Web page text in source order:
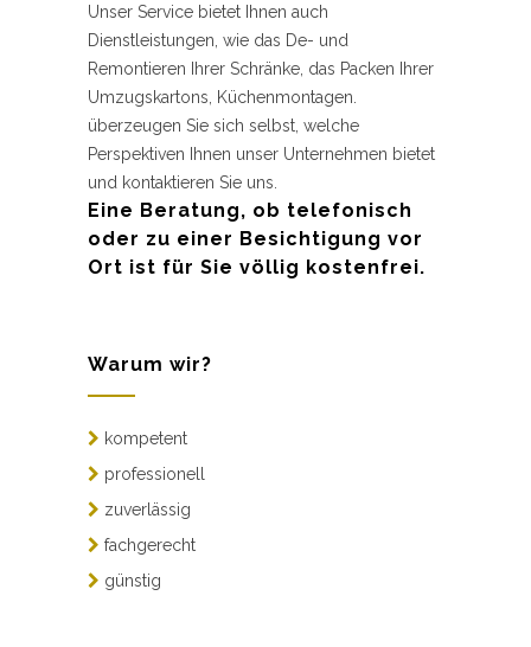
Unser Service bietet Ihnen auch
Dienstleistungen, wie das De- und
Remontieren Ihrer Schränke, das Packen Ihrer
Umzugskartons, Küchenmontagen.
überzeugen Sie sich selbst, welche
Perspektiven Ihnen unser Unternehmen bietet
und kontaktieren Sie uns.
Eine Beratung, ob telefonisch
oder zu einer Besichtigung vor
Ort ist für Sie völlig kostenfrei.
Warum wir?
kompetent
professionell
zuverlässig
fachgerecht
günstig